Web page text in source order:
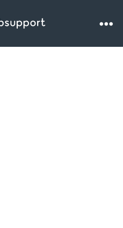
Websupport